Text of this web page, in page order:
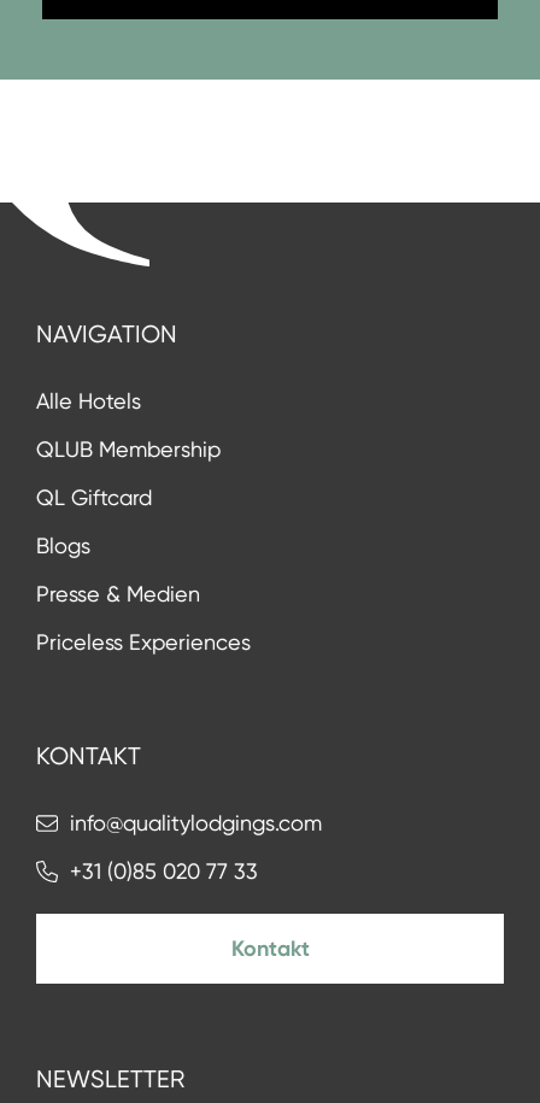
NAVIGATION
Alle Hotels
QLUB Membership
QL Giftcard
Blogs
Presse & Medien
Priceless Experiences
KONTAKT
info@qualitylodgings.com
+31 (0)85 020 77 33
Kontakt
NEWSLETTER